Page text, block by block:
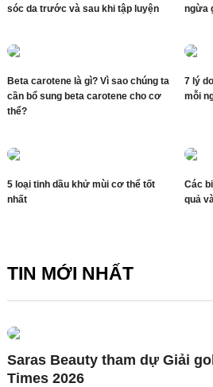
sóc da trước và sau khi tập luyện
ngừa
Beta carotene là gì? Vì sao chúng ta
cần bổ sung beta carotene cho cơ
thể?
7 lý
mỗi
5 loại tinh dầu khử mùi cơ thể tốt
nhất
Các
quả
TIN MỚI NHẤT
Saras Beauty tham dự Giải
Times 2026